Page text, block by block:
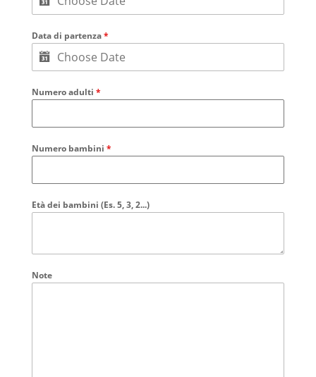
Data di partenza*
Numero adulti *
Numero bambini *
Età dei bambini (Es. 5, 3, 2...)
Note